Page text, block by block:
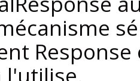
l'utilise.